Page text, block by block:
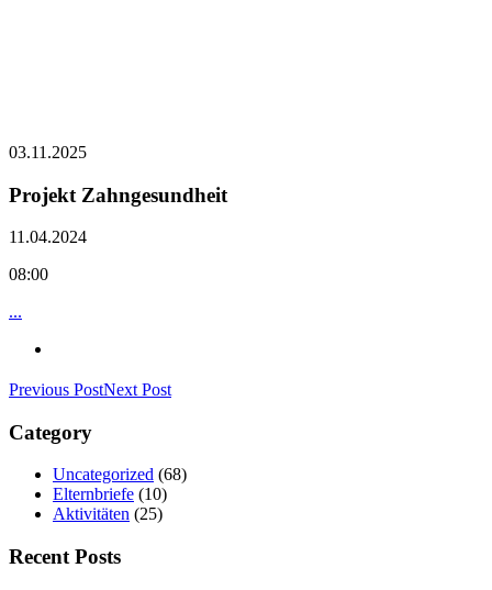
03.11.2025
Projekt Zahngesundheit
11.04.2024
08:00
...
Previous PostNext Post
Category
Uncategorized (68)
Elternbriefe (10)
Aktivitäten (25)
Recent Posts